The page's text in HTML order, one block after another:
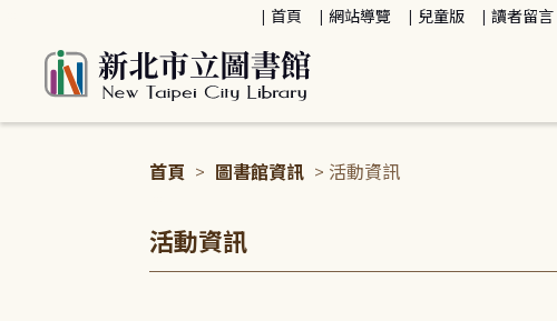
首頁 網站導覽 兒童版 讀者留言
首頁 > 圖書館資訊 > 活動資訊
活動資訊